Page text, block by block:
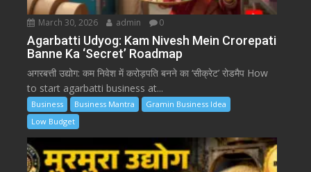
March 30, 2026 admin 0
Agarbatti Udyog: Kam Nivesh Mein Crorepati
Banne Ka ‘Secret’ Roadmap
अगरबत्ती उद्योग: कम निवेश में करोड़पति बनने का ‘सीक्रेट’ रोडमैप How
to start agarbatti business at...
Business Business Mantra
Gramin Business Idea
Low Budget